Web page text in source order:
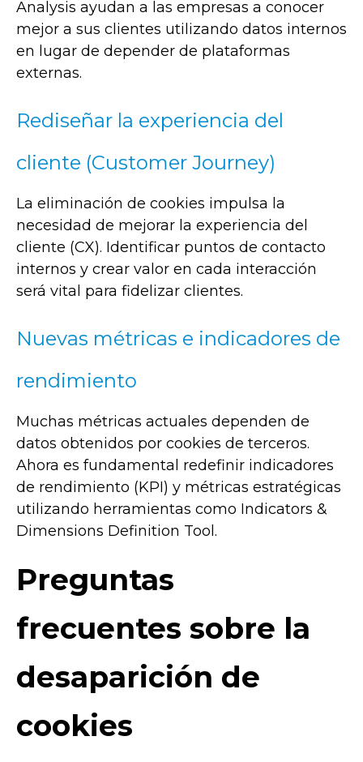
Analysis ayudan a las empresas a conocer
mejor a sus clientes utilizando datos internos
en lugar de depender de plataformas
externas.
Rediseñar la experiencia del
cliente (Customer Journey)
La eliminación de cookies impulsa la
necesidad de mejorar la experiencia del
cliente (CX). Identificar puntos de contacto
internos y crear valor en cada interacción
será vital para fidelizar clientes.
Nuevas métricas e indicadores de
rendimiento
Muchas métricas actuales dependen de
datos obtenidos por cookies de terceros.
Ahora es fundamental redefinir indicadores
de rendimiento (KPI) y métricas estratégicas
utilizando herramientas como Indicators &
Dimensions Definition Tool.
Preguntas
frecuentes sobre la
desaparición de
cookies